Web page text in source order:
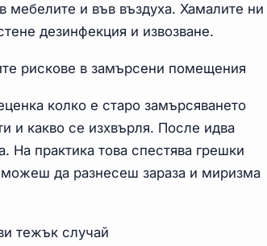
мебелите и във въздуха. Хамалите ни
дезинфекция и извозване.
рискове в замърсени помещения
колко е старо замърсяването
и какво се изхвърля. После идва
На практика това спестява грешки
да разнесеш зараза и миризма
тежък случай